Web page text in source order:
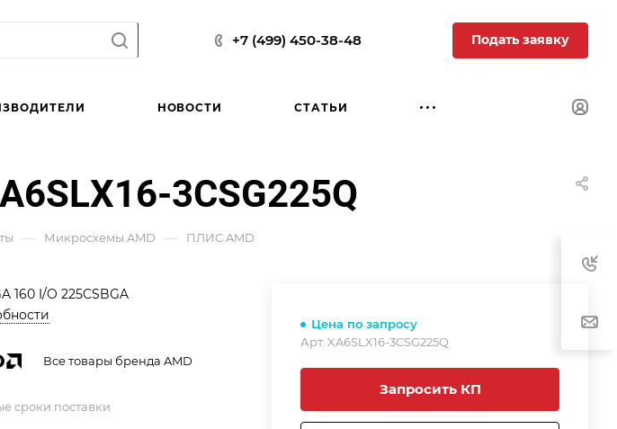
+7 (499) 450-38-48 Подать заявку
НОВОСТИ СТАТЬИ
3CSG225Q
— Микросхемы AMD — ПЛИС AMD
Цена по запросу
Арт. XA6SLX16-3CSG225Q
Запросить КП
160 I/O 225CSBGA
Все товары бренда AMD
сроки поставки